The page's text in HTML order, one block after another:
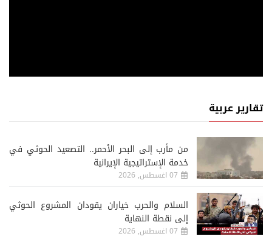
تقارير عربية
من مأرب إلى البحر الأحمر.. التصعيد الحوثي في
خدمة الإستراتيجية الإيرانية
07 اغسطس, 2026
السلام والحرب خياران يقودان المشروع الحوثي
إلى نقطة النهاية
07 اغسطس, 2026